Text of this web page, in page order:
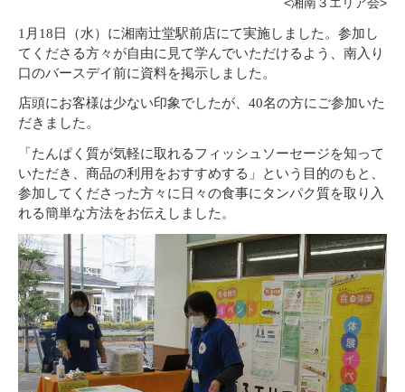
1月18日（水）に湘南辻堂駅前店にて実施しました。 参加し
てくださる方々が自由に 見て学んでいただけるよう、南入り
口のバースデイ前に資料を掲示しました。
店頭にお客様は少ない印象でしたが、40名の方にご参加いた
だきました。
「たんぱく質が気軽に取れるフィッシュソーセージを知って
いただき、商品の利用をおすすめする」という目的のもと、
参加してくださった方々に日々の食事にタンパク質を取り入
れる簡単な方法をお伝えしました。